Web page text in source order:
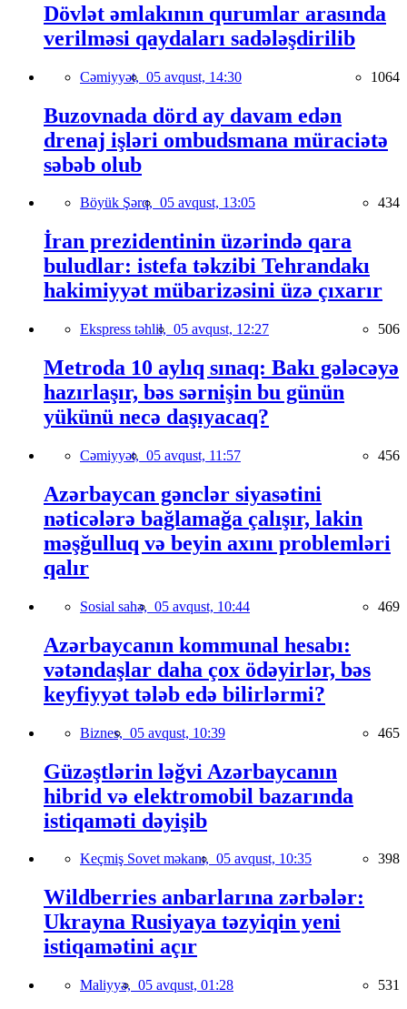
Dövlət əmlakının qurumlar arasında
verilməsi qaydaları sadələşdirilib
Cəmiyyət, 05 avqust, 14:30 1064
Buzovnada dörd ay davam edən
drenaj işləri ombudsmana müraciətə
səbəb olub
Böyük Şərq, 05 avqust, 13:05 434
İran prezidentinin üzərində qara
buludlar: istefa təkzibi Tehrandakı
hakimiyyət mübarizəsini üzə çıxarır
Ekspress təhlil, 05 avqust, 12:27 506
Metroda 10 aylıq sınaq: Bakı gələcəyə
hazırlaşır, bəs sərnişin bu günün
yükünü necə daşıyacaq?
Cəmiyyət, 05 avqust, 11:57 456
Azərbaycan gənclər siyasətini
nəticələrə bağlamağa çalışır, lakin
məşğulluq və beyin axını problemləri
qalır
Sosial sahə, 05 avqust, 10:44 469
Azərbaycanın kommunal hesabı:
vətəndaşlar daha çox ödəyirlər, bəs
keyfiyyət tələb edə bilirlərmi?
Biznes, 05 avqust, 10:39 465
Güzəştlərin ləğvi Azərbaycanın
hibrid və elektromobil bazarında
istiqaməti dəyişib
Keçmiş Sovet məkanı, 05 avqust, 10:35 398
Wildberries anbarlarına zərbələr:
Ukrayna Rusiyaya təzyiqin yeni
istiqamətini açır
Maliyyə, 05 avqust, 01:28 531